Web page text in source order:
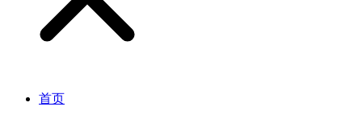
首页